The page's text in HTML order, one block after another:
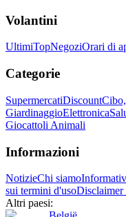
Volantini
UltimiTopNegoziOrari di
Categorie
SupermercatiDiscount
GiardinaggioElettronica
Giocattoli Animali
Informazioni
NotizieChi siamo
sui termini d'uso
Altri paesi: